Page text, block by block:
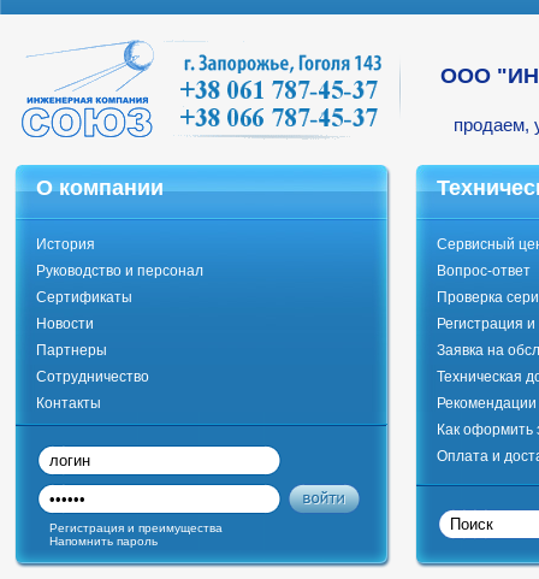
ООО
продаем,
О компании
История
Руководство и персонал
Сертификаты
Новости
Партнеры
Сотрудничество
Контакты
Сервисный
Вопрос-ответ
Проверка
Регистрация
Заявка на
Техническая
Как оформить
Оплата и
Регистрация и преимущества
Напомнить пароль